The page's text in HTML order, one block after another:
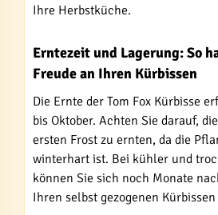
Ihre Herbstküche.
Erntezeit und Lagerung: So
Freude an Ihren Kürbissen
Die Ernte der Tom Fox Kürbisse
bis Oktober. Achten Sie darauf,
ersten Frost zu ernten, da die
winterhart ist. Bei kühler und
können Sie sich noch Monate
Ihren selbst gezogenen